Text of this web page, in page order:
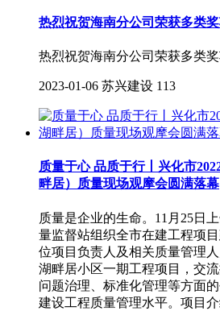
热烈祝贺海南分公司荣获多类
热烈祝贺海南分公司荣获多类
2023-01-06 苏兴建设 113
质量于心 品质于行丨兴化市
畔居）质量现场观摩会圆满落幕
质量是企业的生命。11月25日
量监督站组织全市在建工程项
位项目负责人及相关质量管理
湖畔居小区一期工程项目，交
问题治理、标准化管理等方面
建设工程质量管理水平。项目